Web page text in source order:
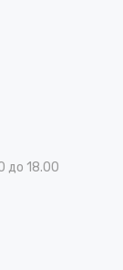
до 18.00